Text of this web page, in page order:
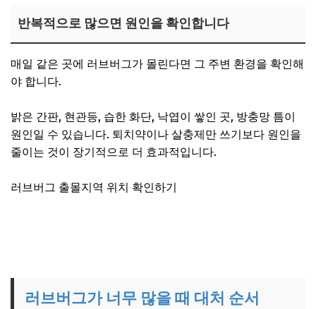
반복적으로 많으면 원인을 확인합니다
매일 같은 곳에 러브버그가 몰린다면 그 주변 환경을 확인해
야 합니다.
밝은 간판, 현관등, 습한 화단, 낙엽이 쌓인 곳, 방충망 틈이
원인일 수 있습니다. 퇴치약이나 살충제만 쓰기보다 원인을
줄이는 것이 장기적으로 더 효과적입니다.
러브버그 출몰지역 위치 확인하기
러브버그가 너무 많을 때 대처 순서